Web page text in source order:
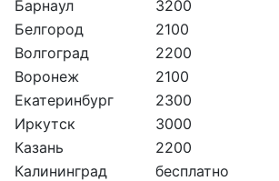
Барнаул
3200
Белгород
2100
Волгоград
2200
Воронеж
2100
Екатеринбург
2300
Иркутск
3000
Казань
2200
Калининград
бесплатно